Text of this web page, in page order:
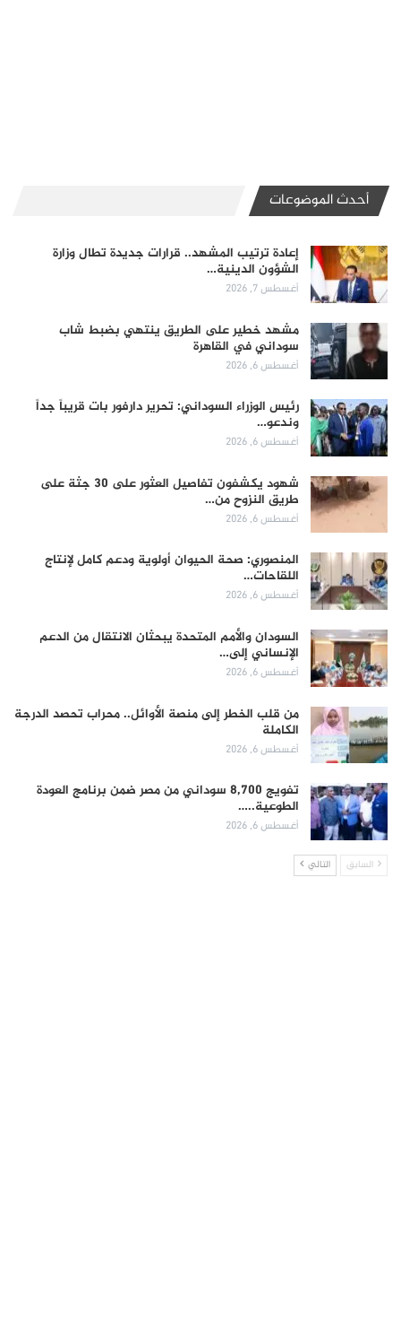
أحدث الموضوعات
إعادة ترتيب المشهد.. قرارات جديدة تطال وزارة
الشؤون الدينية…
أغسطس 7, 2026
مشهد خطير على الطريق ينتهي بضبط شاب
سوداني في القاهرة
أغسطس 6, 2026
رئيس الوزراء السوداني: تحرير دارفور بات قريباً جداً
وندعو…
أغسطس 6, 2026
شهود يكشفون تفاصيل العثور على 30 جثة على
طريق النزوح من…
أغسطس 6, 2026
المنصوري: صحة الحيوان أولوية ودعم كامل لإنتاج
اللقاحات…
أغسطس 6, 2026
السودان والأمم المتحدة يبحثان الانتقال من الدعم
الإنساني إلى…
أغسطس 6, 2026
من قلب الخطر إلى منصة الأوائل.. محراب تحصد الدرجة
الكاملة
أغسطس 6, 2026
تفويج 8,700 سوداني من مصر ضمن برنامج العودة
الطوعية..…
أغسطس 6, 2026
السابق التالي